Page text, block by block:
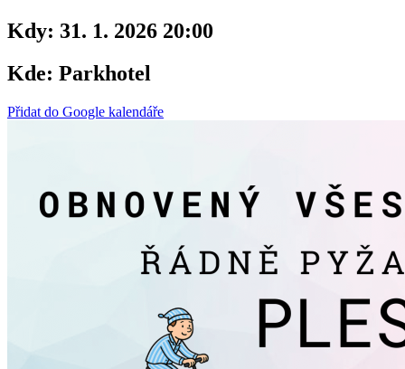
Kdy: 31. 1. 2026 20:00
Kde: Parkhotel
Přidat do Google kalendáře